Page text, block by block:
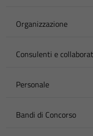
Organizzazione
Consulenti e
Personale
Bandi di Concorso